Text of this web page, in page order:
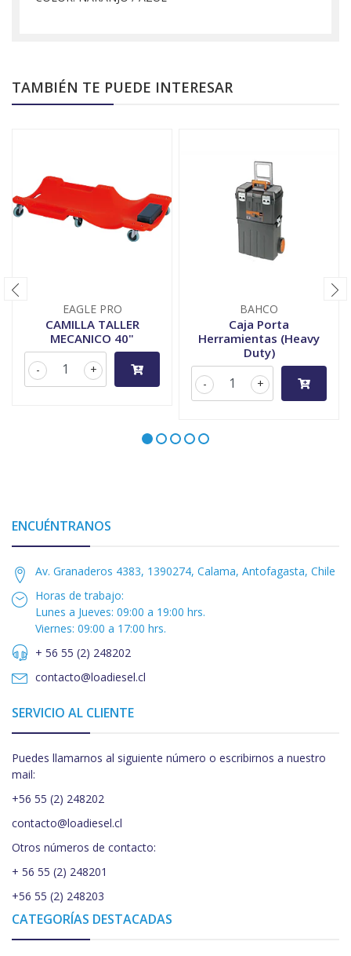
TAMBIÉN TE PUEDE INTERESAR
EAGLE PRO
CAMILLA TALLER
MECANICO 40"
+
-
BAHCO
Caja Porta
Herramientas (Heavy
Duty)
+
-
ENCUÉNTRANOS
Av. Granaderos 4383, 1390274, Calama, Antofagasta, Chile
Horas de trabajo:
Lunes a Jueves: 09:00 a 19:00 hrs.
Viernes: 09:00 a 17:00 hrs.
+ 56 55 (2) 248202
contacto@loadiesel.cl
SERVICIO AL CLIENTE
Puedes llamarnos al siguiente número o escribirnos a nuestro
mail:
+56 55 (2) 248202
contacto@loadiesel.cl
Otros números de contacto:
+ 56 55 (2) 248201
+56 55 (2) 248203
CATEGORÍAS DESTACADAS